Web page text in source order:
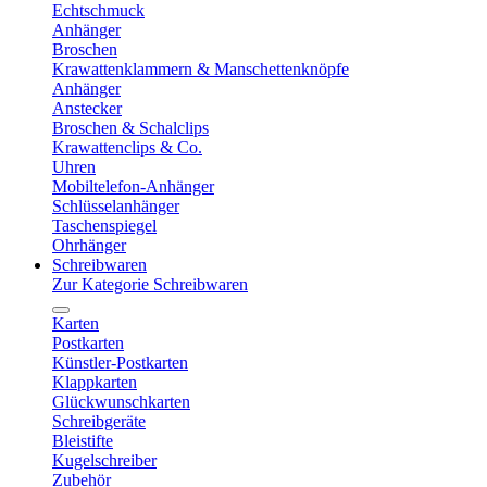
Echtschmuck
Anhänger
Broschen
Krawattenklammern & Manschettenknöpfe
Anhänger
Anstecker
Broschen & Schalclips
Krawattenclips & Co.
Uhren
Mobiltelefon-Anhänger
Schlüsselanhänger
Taschenspiegel
Ohrhänger
Schreibwaren
Zur Kategorie Schreibwaren
Karten
Postkarten
Künstler-Postkarten
Klappkarten
Glückwunschkarten
Schreibgeräte
Bleistifte
Kugelschreiber
Zubehör